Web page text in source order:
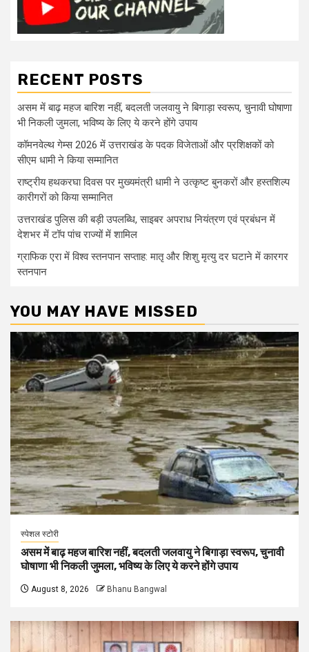
RECENT POSTS
असम में बाढ़ महज बारिश नहीं, बदलती जलवायु ने बिगाड़ा स्वरूप, चुनावी घोषाणा
भी निकली जुमला, भविष्य के लिए ये करने होंगे उपाय
कॉमनवेल्थ गेम्स 2026 में उत्तराखंड के पदक विजेताओं और प्रशिक्षकों को
सीएम धामी ने किया सम्मानित
राष्ट्रीय हथकरघा दिवस पर मुख्यमंत्री धामी ने उत्कृष्ट बुनकरों और हस्तशिल्प
कारीगरों को किया सम्मानित
उत्तराखंड पुलिस की बड़ी उपलब्धि, साइबर अपराध नियंत्रण एवं प्रबंधन में
देशभर में टॉप पांच राज्यों में शामिल
ग्राफिक एरा में विश्व स्तनपान सप्ताह: मातृ और शिशु मृत्यु दर घटाने में कारगर
स्तनपान
YOU MAY HAVE MISSED
स्पेशल स्टोरी
असम में बाढ़ महज बारिश नहीं, बदलती जलवायु ने बिगाड़ा स्वरूप, चुनावी
घोषाणा भी निकली जुमला, भविष्य के लिए ये करने होंगे उपाय
August 8, 2026 Bhanu Bangwal